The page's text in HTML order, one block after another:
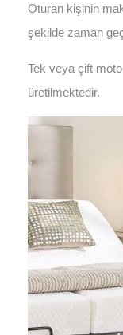
Oturan kişinin
şekilde zaman
Tek veya çift
üretilmektedir.